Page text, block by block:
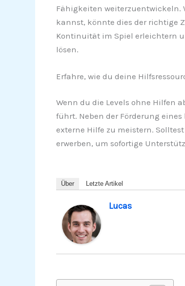
Fähigkeiten weiterzuentwickeln.
kannst, könnte dies der richtige
Kontinuität im Spiel erleichtern
lösen.
Erfahre, wie du deine
Wenn du die Levels ohne Hilfen
führt. Neben der Förderung
externe Hilfe zu meistern.
erwerben, um sofortige
Über Letzte Artikel
Lucas